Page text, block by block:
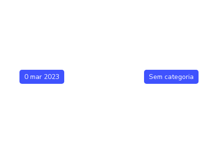
0 mar 2023 Sem categoria